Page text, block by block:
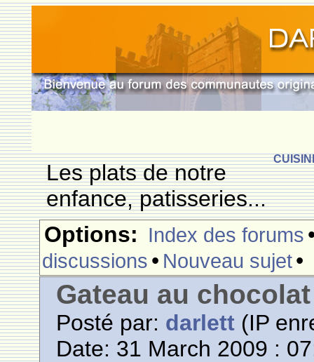
Les plats de notre
enfance, patisseries...
Options: Index des forums
discussions • Nouveau sujet•
Gateau au
Posté par: darlett (IP
Date: 31 March 2009 :